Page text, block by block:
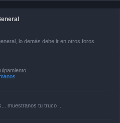
lo demás debe ir en otros foros.
muestranos tu truco ...